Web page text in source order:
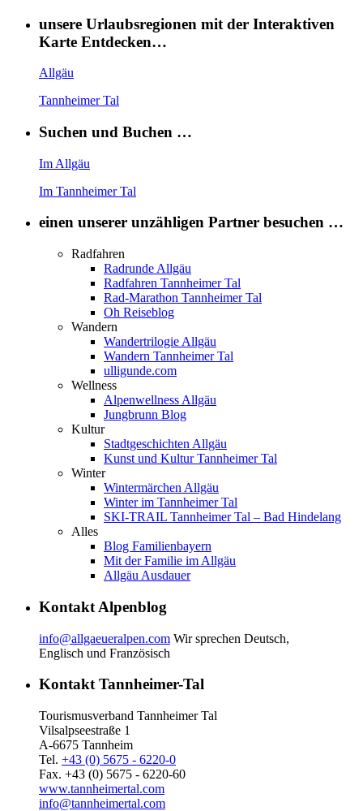
unsere Urlaubsregionen mit der Interaktiven
Karte Entdecken…
Allgäu
Tannheimer Tal
Suchen und Buchen …
Im Allgäu
Im Tannheimer Tal
einen unserer unzähligen Partner besuchen …
Radfahren
Radrunde Allgäu
Radfahren Tannheimer Tal
Rad-Marathon Tannheimer Tal
Oh Reiseblog
Wandern
Wandertrilogie Allgäu
Wandern Tannheimer Tal
ulligunde.com
Wellness
Alpenwellness Allgäu
Jungbrunn Blog
Kultur
Stadtgeschichten Allgäu
Kunst und Kultur Tannheimer Tal
Winter
Wintermärchen Allgäu
Winter im Tannheimer Tal
SKI-TRAIL Tannheimer Tal – Bad Hindelang
Alles
Blog Familienbayern
Mit der Familie im Allgäu
Allgäu Ausdauer
Kontakt Alpenblog
info@allgaeueralpen.com Wir sprechen Deutsch,
Englisch und Französisch
Kontakt Tannheimer-Tal
Tourismusverband Tannheimer Tal
Vilsalpseestraße 1
A-6675 Tannheim
Tel. +43 (0) 5675 - 6220-0
Fax. +43 (0) 5675 - 6220-60
www.tannheimertal.com
info@tannheimertal.com